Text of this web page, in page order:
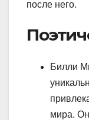
после него.
Билли
мира.